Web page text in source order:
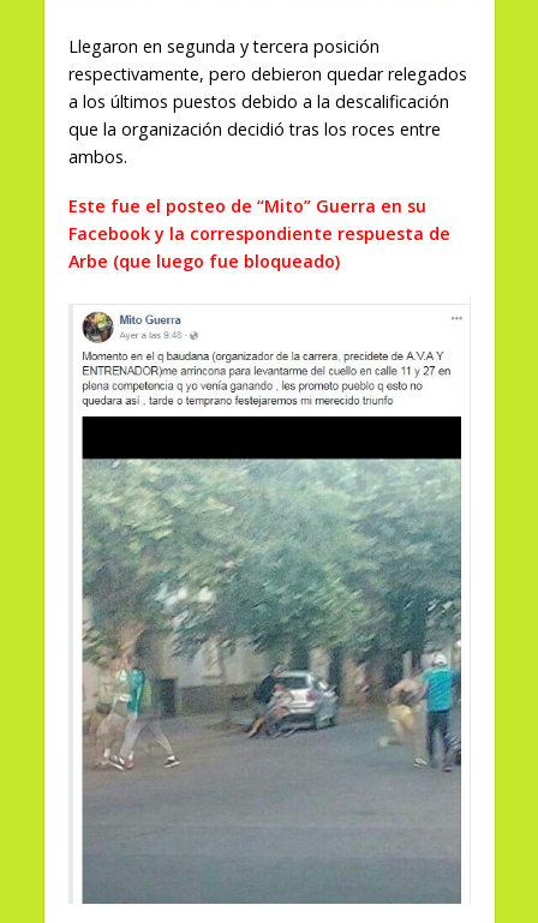
Llegaron en segunda y tercera posición
respectivamente, pero debieron quedar relegados
a los últimos puestos debido a la descalificación
que la organización decidió tras los roces entre
ambos.
Este fue el posteo de “Mito” Guerra en su
Facebook y la correspondiente respuesta de
Arbe (que luego fue bloqueado)